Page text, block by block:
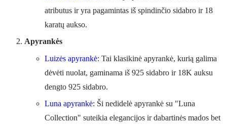
atributus ir yra pagamintas iš spindinčio sidabro ir 18
karatų aukso.
Apyrankės
Luizės apyrankė: Tai klasikinė apyrankė, kurią galima
dėvėti nuolat, gaminama iš 925 sidabro ir 18K auksu
dengto 925 sidabro.
Luna apyrankė: Ši nedidelė apyrankė su "Luna
Collection" suteikia elegancijos ir dabartinės mados bet